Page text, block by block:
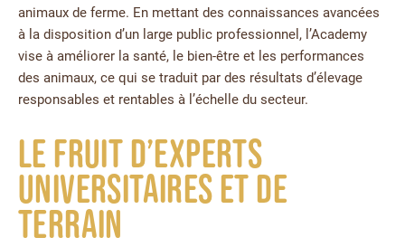
animaux de ferme. En mettant des connaissances avancées
à la disposition d’un large public professionnel, l’Academy
vise à améliorer la santé, le bien-être et les performances
des animaux, ce qui se traduit par des résultats d’élevage
responsables et rentables à l’échelle du secteur.
Le fruit d’experts
universitaires et de
terrain